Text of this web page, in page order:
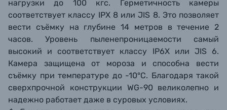
нагрузки до 100 кгс. Герметичность камеры
соответствует классу IPX 8 или JIS 8. Это позволяет
вести съёмку на глубине 14 метров в течение 2
часов. Уровень пыленепроницаемости самый
высокий и соответствует классу IP6X или JIS 6.
Камера защищена от мороза и способна вести
съёмку при температуре до -10°C. Благодаря такой
сверхпрочной конструкции WG-90 великолепно и
надежно работает даже в суровых условиях.